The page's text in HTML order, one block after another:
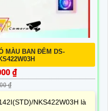
MÀU BAN ĐÊM DS-
₫
₫
NKS422W03H là